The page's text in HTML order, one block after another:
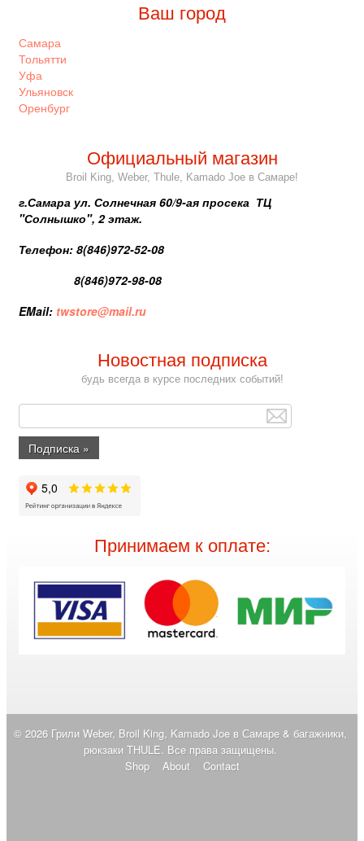
Ваш город
Самара
Тольятти
Уфа
Ульяновск
Оренбург
Официальный магазин
Broil King, Weber, Thule, Kamado Joe в Самаре!
г.Самара ул. Солнечная 60/9-ая просека ТЦ
"Солнышко", 2 этаж.
Телефон: 8(846)972-52-08
8(846)972-98-08
EMail: twstore@mail.ru
Новостная подписка
будь всегда в курсе последних событий!
Принимаем к оплате:
© 2026 Грили Weber, Broil King, Kamado Joe в Самаре & багажники,
рюкзаки THULE. Все права защищены.
Shop
About Contact